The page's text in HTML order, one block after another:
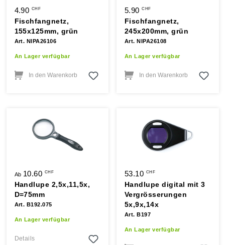
4.90 CHF
Fischfangnetz,
155x125mm, grün
Art. NIPA26106
An Lager verfügbar
In den Warenkorb
5.90CHF
Fischfangnetz,
245x200mm, grün
Art. NIPA26108
An Lager verfügbar
In den Warenkorb
Ab 10.60 CHF
Handlupe 2,5x,11,5x,
D=75mm
Art. B192.075
An Lager verfügbar
Details
53.10 CHF
Handlupe digital mit 3
Vergrösserungen
5x,9x,14x
Art. B197
An Lager verfügbar